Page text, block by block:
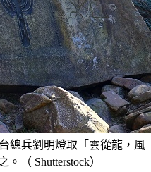
總兵劉明燈取「雲從龍，風
（ Shutterstock）